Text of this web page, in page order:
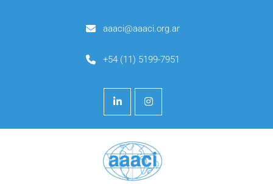
aaaci@aaaci.org.ar
+54 (11) 5199-7951